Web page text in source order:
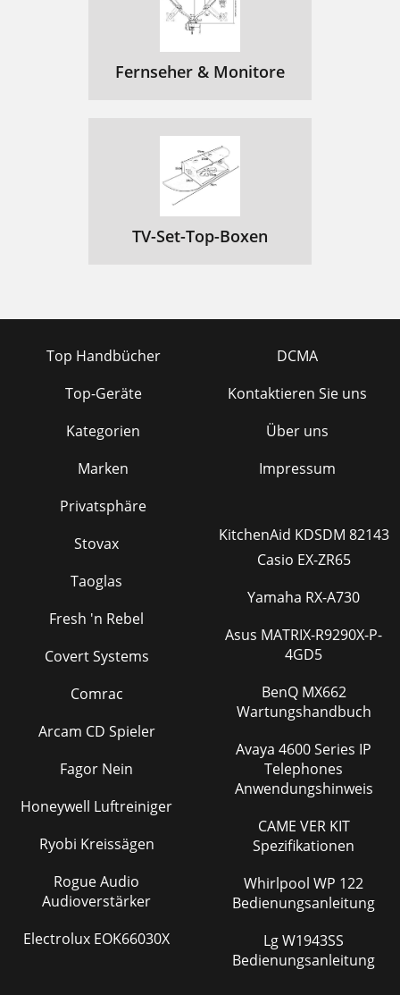
Fernseher & Monitore
TV-Set-Top-Boxen
Top Handbücher
Top-Geräte
Kategorien
Marken
Privatsphäre
DCMA
Kontaktieren Sie uns
Über uns
Impressum
Stovax
Taoglas
Fresh 'n Rebel
Covert Systems
Comrac
Arcam CD Spieler
Fagor Nein
Honeywell Luftreiniger
Ryobi Kreissägen
Rogue Audio
Audioverstärker
Electrolux EOK66030X
KitchenAid KDSDM 82143
Casio EX-ZR65
Yamaha RX-A730
Asus MATRIX-R9290X-P-
4GD5
BenQ MX662
Wartungshandbuch
Avaya 4600 Series IP
Telephones
Anwendungshinweis
CAME VER KIT
Spezifikationen
Whirlpool WP 122
Bedienungsanleitung
Lg W1943SS
Bedienungsanleitung